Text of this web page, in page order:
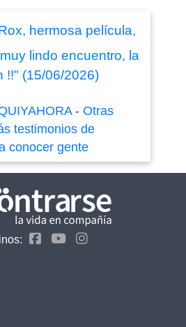
hermosa película,
lindo encuentro, la
!!" (15/06/2026)
- Otras
testimonios de
conocer gente